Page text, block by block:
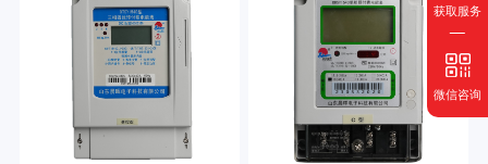
获取服务
微信咨询